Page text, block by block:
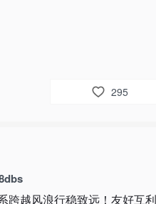
295
跨越风浪行稳致远！友好互